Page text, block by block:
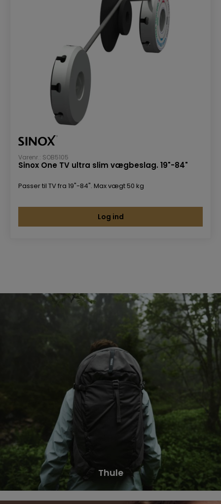
Varenr.: SOB5105
Sinox One TV ultra slim vægbeslag. 19"-84"
Passer til TV fra 19"-84". Max vægt 50 kg
Log ind
Thule